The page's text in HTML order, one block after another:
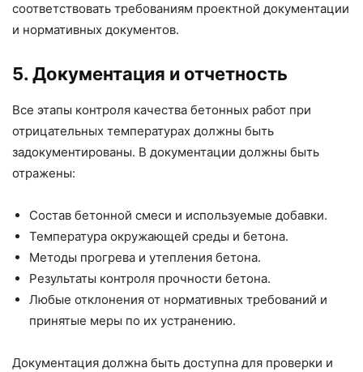
соответствовать требованиям проектной документации
и нормативных документов.
5. Документация и отчетность
Все этапы контроля качества бетонных работ при
отрицательных температурах должны быть
задокументированы. В документации должны быть
отражены:
Состав бетонной смеси и используемые добавки.
Температура окружающей среды и бетона.
Методы прогрева и утепления бетона.
Результаты контроля прочности бетона.
Любые отклонения от нормативных требований и
принятые меры по их устранению.
Документация должна быть доступна для проверки и